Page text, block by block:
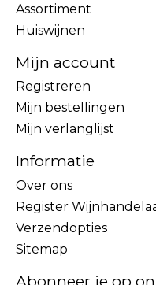
Assortiment
Huiswijnen
Mijn account
Registreren
Mijn bestellingen
Mijn verlanglijst
Informatie
Over ons
Register
Verzendopties
Sitemap
Abonneer je op